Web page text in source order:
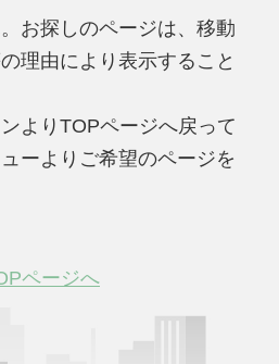
お探しのページは、移動
理由により表示すること
よりTOPページへ戻って
ーよりご希望のページを
ページへ